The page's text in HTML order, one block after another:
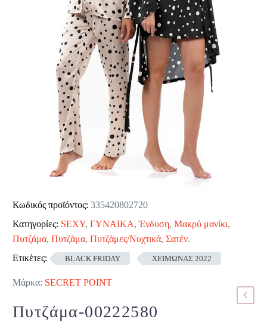
Κωδικός προϊόντος: 335420802720
Κατηγορίες: SEXY, ΓΥΝΑΙΚΑ,Ένδυση, Μακρύ μανίκι,
Πυτζάμα, Πυτζάμα, Πυτζάμες/Νυχτικά, Σατέν.
Ετικέτες:
BLACK FRIDAY ΧΕΙΜΩΝΑΣ 2022
Μάρκα: SECRET POINT
Πυτζάμα-00222580